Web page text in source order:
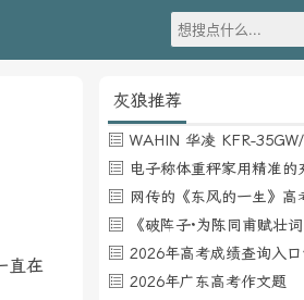
直在
灰狼推荐
《破阵子·为陈同甫赋壮词
2026年高考成绩查询入口
2026年广东高考作文题